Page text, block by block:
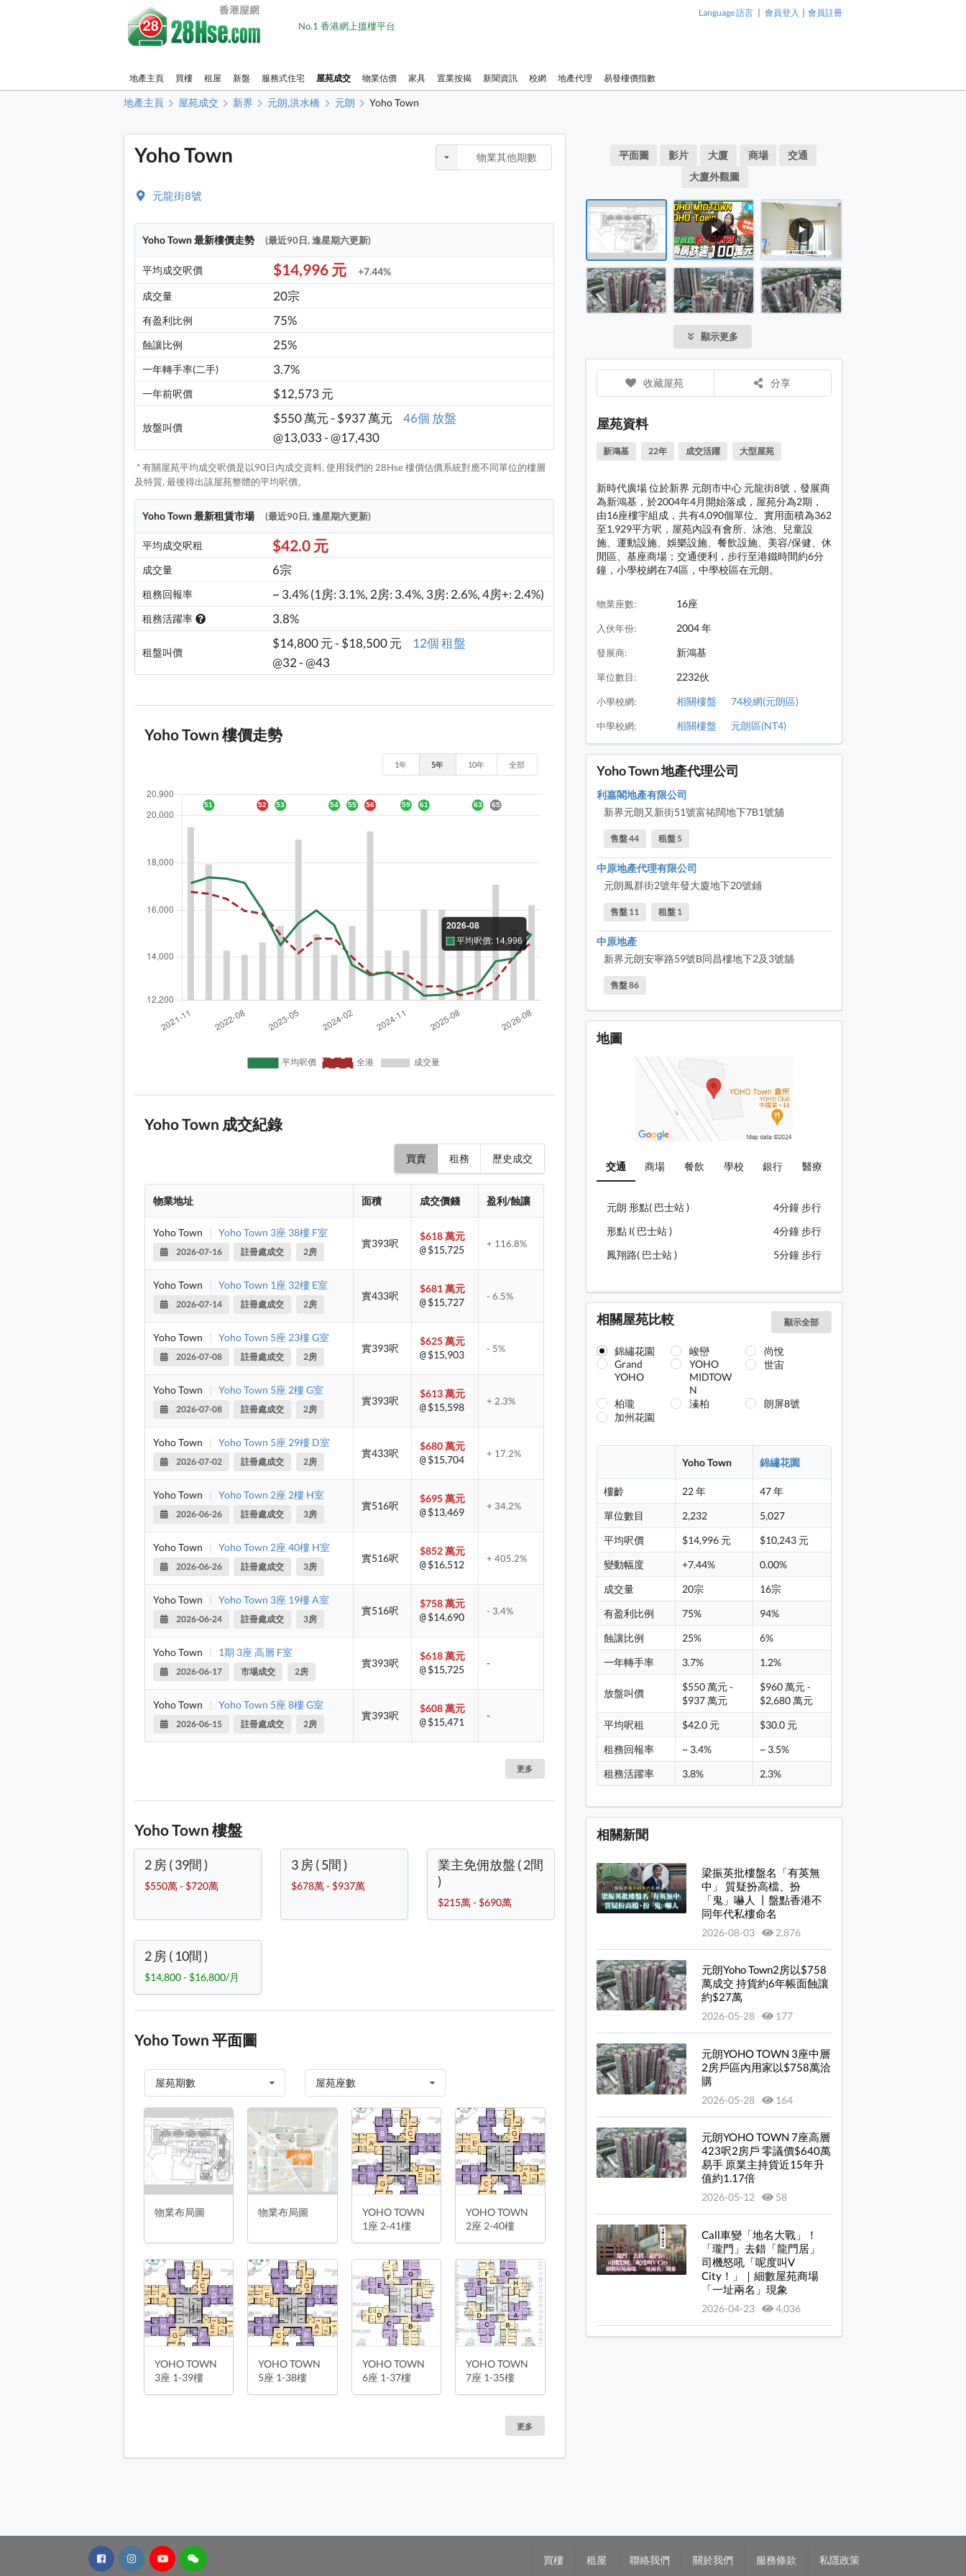
No.1 香港網上搵樓平台
Language 語言 | 會員登入 | 會員註冊
地產主頁 買樓 租屋 新盤 服務式住宅 屋苑成交 物業估價 家具 置業按揭 新聞資訊 校網 地產代理 易發樓價指數
地產主頁 屋苑成交 新界 元朗,洪水橋 元朗 Yoho Town
Yoho Town
元龍街8號
物業其他期數
Yoho Town 最新樓價走勢 (最近90日, 逢星期六更新)
平均成交呎價 $14,996 元
+7.44%
成交量
20宗
有盈利比例 75%
蝕讓比例 25%
一年轉手率(二手) 3.7%
一年前呎價 $12,573 元
放盤叫價
$550 萬元 - $937 萬元
46個 放盤
@13,033 - @17,430
* 有關屋苑平均成交呎價是以90日內成交資料, 使用我們的 28Hse 樓價估價系統對應不同單位的樓層
及特質, 最後得出該屋苑整體的平均呎價。
Yoho Town 最新租賃市場 (最近90日, 逢星期六更新)
平均成交呎租 $42.0 元
成交量 6宗
租務回報率 ~ 3.4% (1房: 3.1%, 2房: 3.4%, 3房: 2.6%, 4房+: 2.4%)
租務活躍率 3.8%
租盤叫價
$14,800 元 - $18,500 元
12個 租盤
@32 - @43
Yoho Town 樓價走勢
1年 5年 10年 全部
Yoho Town 成交紀錄
買賣 租務 歷史成交
物業地址 面積 成交價錢 盈利/蝕讓
Yoho Town | Yoho Town 3座 38樓 F室
2026-07-16 註冊處成交 2房
實393呎
$618 萬元
@ $15,725 + 116.8%
Yoho Town | Yoho Town 1座 32樓 E室
2026-07-14 註冊處成交 2房
實433呎
$681 萬元
@ $15,727 - 6.5%
Yoho Town | Yoho Town 5座 23樓 G室
2026-07-08 註冊處成交 2房
實393呎
$625 萬元
@ $15,903 - 5%
Yoho Town | Yoho Town 5座 2樓 G室
2026-07-08 註冊處成交 2房
實393呎
$613 萬元
@ $15,598 + 2.3%
Yoho Town | Yoho Town 5座 29樓 D室
2026-07-02 註冊處成交 2房
實433呎
$680 萬元
@ $15,704 + 17.2%
Yoho Town | Yoho Town 2座 2樓 H室
2026-06-26 註冊處成交 3房
實516呎
$695 萬元
@ $13,469 + 34.2%
Yoho Town | Yoho Town 2座 40樓 H室
2026-06-26 註冊處成交 3房
實516呎
$852 萬元
@ $16,512 + 405.2%
Yoho Town | Yoho Town 3座 19樓 A室
2026-06-24 註冊處成交 3房
實516呎
$758 萬元
@ $14,690 - 3.4%
Yoho Town | 1期 3座 高層 F室
2026-06-17 市場成交 2房
實393呎
$618 萬元
@ $15,725
-
Yoho Town | Yoho Town 5座 8樓 G室
2026-06-15 註冊處成交 2房
實393呎
$608 萬元
@ $15,471
-
更多
Yoho Town 樓盤
2 房 ( 39間 )
$550萬 - $720萬
3 房 ( 5間 )
$678萬 - $937萬
業主免佣放盤 ( 2間
)
$215萬 - $690萬
2 房 ( 10間 )
$14,800 - $16,800/月
Yoho Town 平面圖
屋苑期數 屋苑座數
物業布局圖 平面圖
物業布局圖 平面圖
YOHO TOWN 1座 2-41樓 平面圖
YOHO TOWN 2座 2-40樓 平面圖
YOHO TOWN 3座 1-39樓 平面圖
YOHO TOWN 5座 1-38樓 平面圖
YOHO TOWN 6座 1-37樓 平面圖
YOHO TOWN 7座 1-35樓 平面圖
YOHO TOWN 8座 1-37樓 平面圖
YOHO TOWN 9座 1-38樓 平面圖
停車位平面圖 平面圖
停車位平面圖 平面圖
物業布局圖 平面圖 物業布局圖 平面圖
物業布局圖 Yoho Town 停車位平面圖
物業布局圖 物業布局圖
YOHO TOWN
1座 2-41樓
YOHO TOWN
2座 2-40樓
YOHO TOWN
3座 1-39樓
YOHO TOWN
5座 1-38樓
YOHO TOWN
6座 1-37樓
YOHO TOWN
7座 1-35樓
更多
物業布局圖 平面圖
新時代廣場 位於新界 元朗市中心 元龍街8號，發展商為新鴻基，於
新時代廣場 位於新界 元朗市中心 元龍街8號，發展商為新鴻基，於
Yoho Town 大廈
Yoho Town 大廈
Yoho Town 大廈
Yoho Town 大廈
Yoho Town 商場
Yoho Town 商場
Yoho Town 商場
Yoho Town 交通
Yoho Town 交通
Yoho Town 大廈外觀圖 圖1
物業布局圖 平面圖
平面圖 影片 大廈 商場
交通
大廈外觀圖
▶ ▶
顯示更多
收藏屋苑 分享
屋苑資料
新鴻基 22年 成交活躍 大型屋苑
新時代廣場 位於新界 元朗市中心 元龍街8號，發展商
為新鴻基，於2004年4月開始落成，屋苑分為2期，
由16座樓宇組成，共有4,090個單位。實用面積為362
至1,929平方呎，屋苑內設有會所、泳池、兒童設
施、運動設施、娛樂設施、餐飲設施、美容/保健、休
閒區、基座商場；交通便利，步行至港鐵時間約6分
鐘，小學校網在74區，中學校區在元朗。
物業座數: 16座
入伙年份: 2004 年
發展商: 新鴻基
單位數目: 2232伙
小學校網: 相關樓盤 74校網(元朗區)
中學校網: 相關樓盤 元朗區(NT4)
Yoho Town 地產代理公司
利嘉閣地產有限公司
新界元朗又新街51號富祐闊地下7B1號舖
售盤 44 租盤 5
中原地產代理有限公司
元朗鳳群街2號年發大廈地下20號鋪
售盤 11 租盤 1
中原地產
新界元朗安寧路59號B同昌樓地下2及3號舖
售盤 86
地圖
交通 商場 餐飲 學校 銀行 醫療
元朗 形點( 巴士站 )
4分鐘 步行
形點 I( 巴士站 )
4分鐘 步行
鳳翔路( 巴士站 )
5分鐘 步行
相關屋苑比較 顯示全部
錦繡花園 峻巒
尚悅
Grand
YOHO
YOHO
MIDTOW
N
世宙
柏瓏 溱柏
朗屏8號
加州花園
Yoho Town 錦繡花園
樓齡 22 年
47 年
單位數目
2,232
5,027
平均呎價
$14,996 元
$10,243 元
變動幅度
+7.44%
0.00%
成交量
20宗
16宗
有盈利比例
75%
94%
蝕讓比例
25%
6%
一年轉手率
3.7% 1.2%
放盤叫價
$550 萬元 -
$937 萬元
$960 萬元 -
$2,680 萬元
平均呎租
$42.0 元
$30.0 元
租務回報率
~ 3.4%
~ 3.5%
租務活躍率
3.8% 2.3%
相關新聞
梁振英批樓盤名「有英無
中」 質疑扮高檔、扮
「鬼」嚇人 丨盤點香港不
同年代私樓命名
2026-08-03 2,876
元朗Yoho Town2房以$758
萬成交 持貨約6年帳面蝕讓
約$27萬
2026-05-28 177
元朗YOHO TOWN 3座中層
2房戶區內用家以$758萬洽
購
2026-05-28 164
元朗YOHO TOWN 7座高層
423呎2房戶 零議價$640萬
易手 原業主持貨近15年升
值約1.17倍
2026-05-12 58
Call車變「地名大戰」！
「瓏門」去錯「龍門居」
司機怒吼「呢度叫V
City！」｜細數屋苑商場
「一址兩名」現象
2026-04-23 4,036
買樓 租屋 聯絡我們 關於我們 服務條款 私隱政策